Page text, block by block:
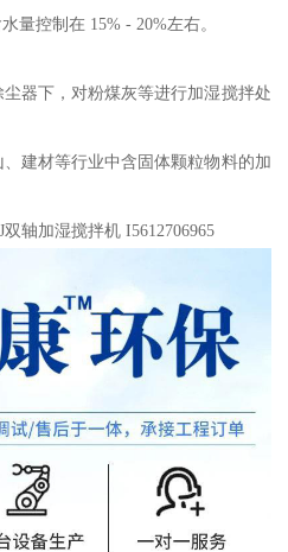
控制在 15% - 20%左右。
器下，对粉煤灰等进行加湿搅拌处
建材等行业中含固体颗粒物料的加
轴加湿搅拌机 I5612706965